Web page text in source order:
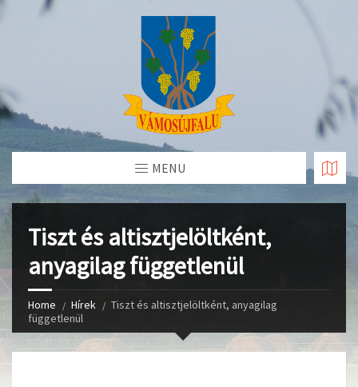
Skip
MENU
Tiszt és altisztjelöltként,
anyagilag függetlenül
Home Hírek
Tiszt és altisztjelöltként, anyagilag
függetlenül